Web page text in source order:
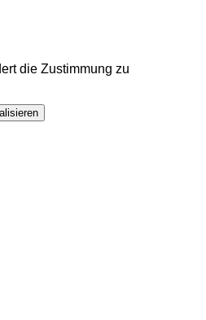
die Zustimmung zu